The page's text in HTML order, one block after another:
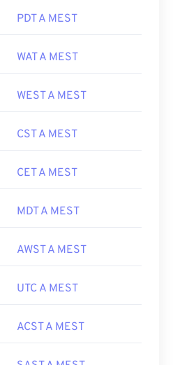
PDT A MEST
WAT A MEST
WEST A MEST
CST A MEST
CET A MEST
MDT A MEST
AWST A MEST
UTC A MEST
ACST A MEST